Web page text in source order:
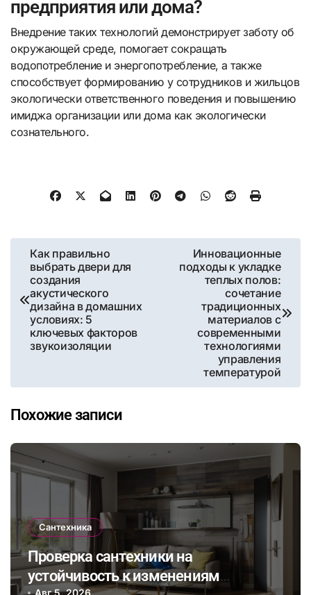
предприятия или дома?
Внедрение таких технологий демонстрирует заботу об
окружающей среде, помогает сокращать
водопотребление и энергопотребление, а также
способствует формированию у сотрудников и жильцов
экологически ответственного поведения и повышению
имиджа организации или дома как экологически
сознательного.
Навигация
записям
Как правильно
выбрать двери для
создания
акустического
дизайна в домашних
условиях: 5
ключевых факторов
звукоизоляции
Инновационные
подходы к укладке
теплых полов:
сочетание
традиционных
материалов с
современными
технологиями
управления
температурой
Похожие записи
Сантехника
Проверка сантехники на
устойчивость к изменениям